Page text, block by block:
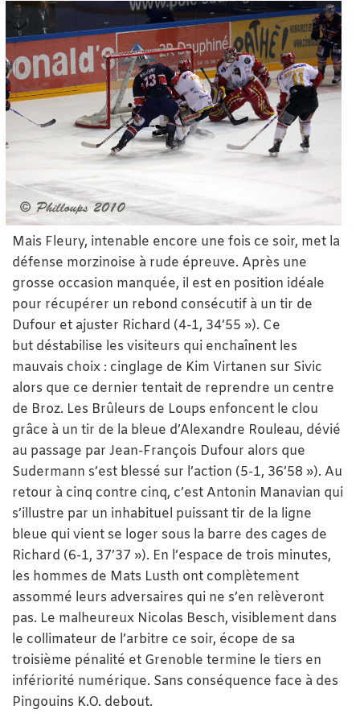
Mais Fleury, intenable encore une fois ce soir, met la
défense morzinoise à rude épreuve. Après une
grosse occasion manquée, il est en position idéale
pour récupérer un rebond consécutif à un tir de
Dufour et ajuster Richard (4-1, 34’55 »). Ce
but déstabilise les visiteurs qui enchaînent les
mauvais choix : cinglage de Kim Virtanen sur Sivic
alors que ce dernier tentait de reprendre un centre
de Broz. Les Brûleurs de Loups enfoncent le clou
grâce à un tir de la bleue d’Alexandre Rouleau, dévié
au passage par Jean-François Dufour alors que
Sudermann s’est blessé sur l’action (5-1, 36’58 »). Au
retour à cinq contre cinq, c’est Antonin Manavian qui
s’illustre par un inhabituel puissant tir de la ligne
bleue qui vient se loger sous la barre des cages de
Richard (6-1, 37’37 »). En l’espace de trois minutes,
les hommes de Mats Lusth ont complètement
assommé leurs adversaires qui ne s’en relèveront
pas. Le malheureux Nicolas Besch, visiblement dans
le collimateur de l’arbitre ce soir, écope de sa
troisième pénalité et Grenoble termine le tiers en
infériorité numérique. Sans conséquence face à des
Pingouins K.O. debout.